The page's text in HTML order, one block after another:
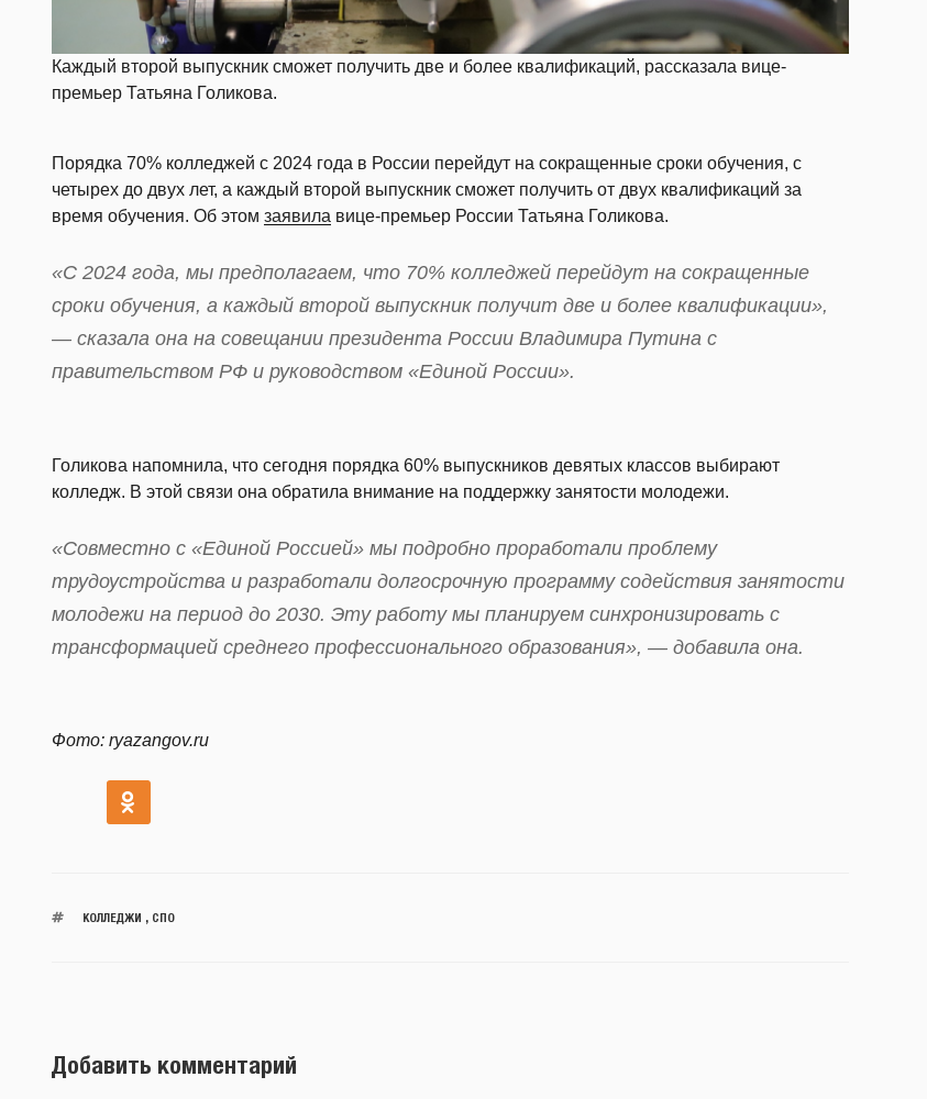
Каждый второй выпускник сможет получить две и более квалификаций, рассказала вице-
премьер Татьяна Голикова.
Порядка 70% колледжей с 2024 года в России перейдут на сокращенные сроки обучения, с
четырех до двух лет, а каждый второй выпускник сможет получить от двух квалификаций за
время обучения. Об этом заявила вице-премьер России Татьяна Голикова.
«С 2024 года, мы предполагаем, что 70% колледжей перейдут на сокращенные
сроки обучения, а каждый второй выпускник получит две и более квалификации»,
— сказала она на совещании президента России Владимира Путина с
правительством РФ и руководством «Единой России».
Голикова напомнила, что сегодня порядка 60% выпускников девятых классов выбирают
колледж. В этой связи она обратила внимание на поддержку занятости молодежи.
«Совместно с «Единой Россией» мы подробно проработали проблему
трудоустройства и разработали долгосрочную программу содействия занятости
молодежи на период до 2030. Эту работу мы планируем синхронизировать с
трансформацией среднего профессионального образования», — добавила она.
Фото: ryazangov.ru
КОЛЛЕДЖИ , СПО
Добавить комментарий